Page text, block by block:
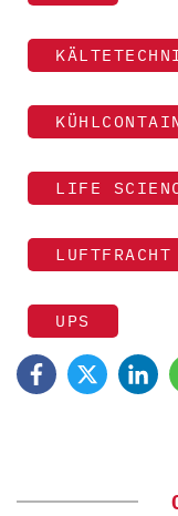
LIFE
LUFTFRACHT
UPS